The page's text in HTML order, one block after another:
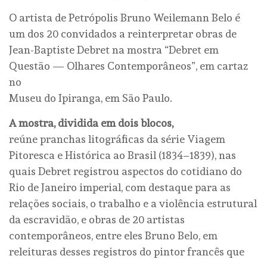
O artista de Petrópolis Bruno Weilemann Belo é
um dos 20 convidados a reinterpretar obras de
Jean-Baptiste Debret na mostra “Debret em
Questão — Olhares Contemporâneos”, em cartaz
no
Museu do Ipiranga, em São Paulo.
A mostra, dividida em dois blocos,
reúne pranchas litográficas da série Viagem
Pitoresca e Histórica ao Brasil (1834–1839), nas
quais Debret registrou aspectos do cotidiano do
Rio de Janeiro imperial, com destaque para as
relações sociais, o trabalho e a violência estrutural
da escravidão, e obras de 20 artistas
contemporâneos, entre eles Bruno Belo, em
releituras desses registros do pintor francês que